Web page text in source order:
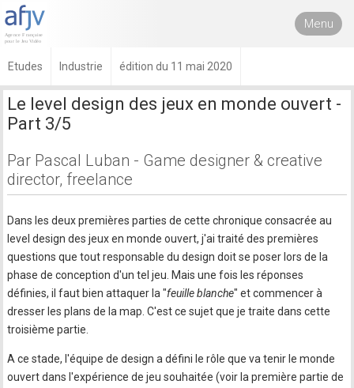
Menu
Etudes Industrie édition du 11 mai 2020
Le level design des jeux en monde ouvert -
Part 3/5
Par Pascal Luban - Game designer & creative
director, freelance
Dans les deux premières parties de cette chronique consacrée au
level design des jeux en monde ouvert, j'ai traité des premières
questions que tout responsable du design doit se poser lors de la
phase de conception d'un tel jeu. Mais une fois les réponses
définies, il faut bien attaquer la "feuille blanche" et commencer à
dresser les plans de la map. C'est ce sujet que je traite dans cette
troisième partie.
A ce stade, l'équipe de design a défini le rôle que va tenir le monde
ouvert dans l'expérience de jeu souhaitée (voir la première partie de